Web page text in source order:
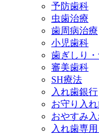
予防歯科
虫歯治療
歯周病治療
小児歯科
歯ぎしり
審美歯科
SH療法
入れ歯銀行
お守り入
おやすみ
入れ歯専